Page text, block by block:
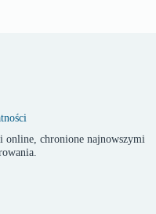
online, chronione najnowszymi